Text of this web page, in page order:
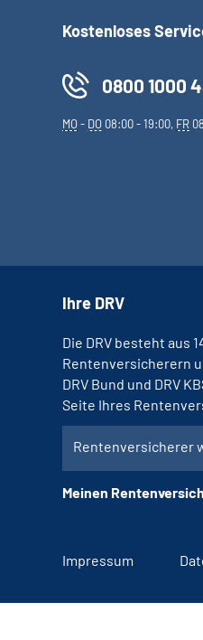
Kostenloses
0800 1000
MO- DO 08:00 - 19:00, FR
Ihre DRV
Die DRV besteht aus
Rentenversicherern
DRV Bund und DRV
Seite Ihres
Rentenversicherer
Meinen
Impressum